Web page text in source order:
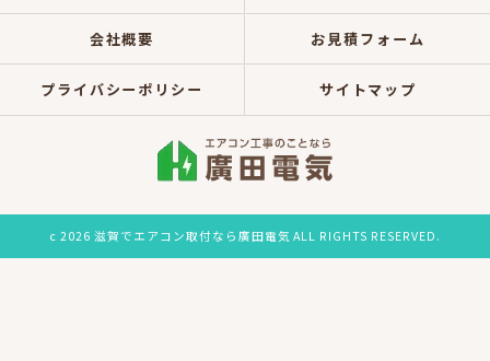
会社概要 お見積フォーム
プライバシーポリシー サイトマップ
c 2026 滋賀でエアコン取付なら廣田電気 ALL RIGHTS RESERVED.